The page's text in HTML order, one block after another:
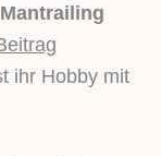
Mantrailing
ihr Hobby mit